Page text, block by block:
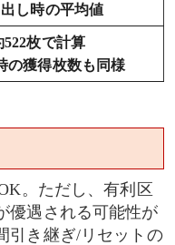
し時の平均値
522枚で計算
の獲得枚数も同様
。ただし、有利区
優遇される可能性が
引き継ぎ/リセットの